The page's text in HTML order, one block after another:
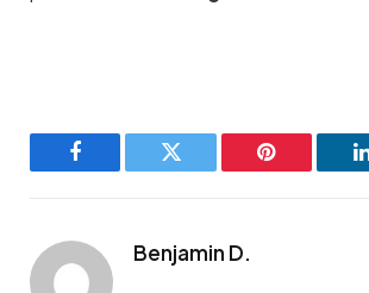
Facebook Twitter Pinterest
Benjamin D.